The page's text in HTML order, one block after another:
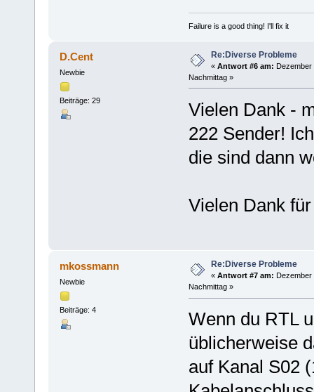
-X
tzap/czap/
-x
generate
-H
Failure is a good thing! I'll fix it
D.Cent
Newbie
Beiträge: 29
Re:Diverse Probleme
« Antwort #6 am: Dezember
Nachmittag »
Vielen Dank -
222 Sender!
die sind dann
Vielen Dank
mkossmann
Newbie
Beiträge: 4
Re:Diverse Probleme
« Antwort #7 am: Dezember
Nachmittag »
Wenn du RTL
üblicherweise
auf Kanal S02